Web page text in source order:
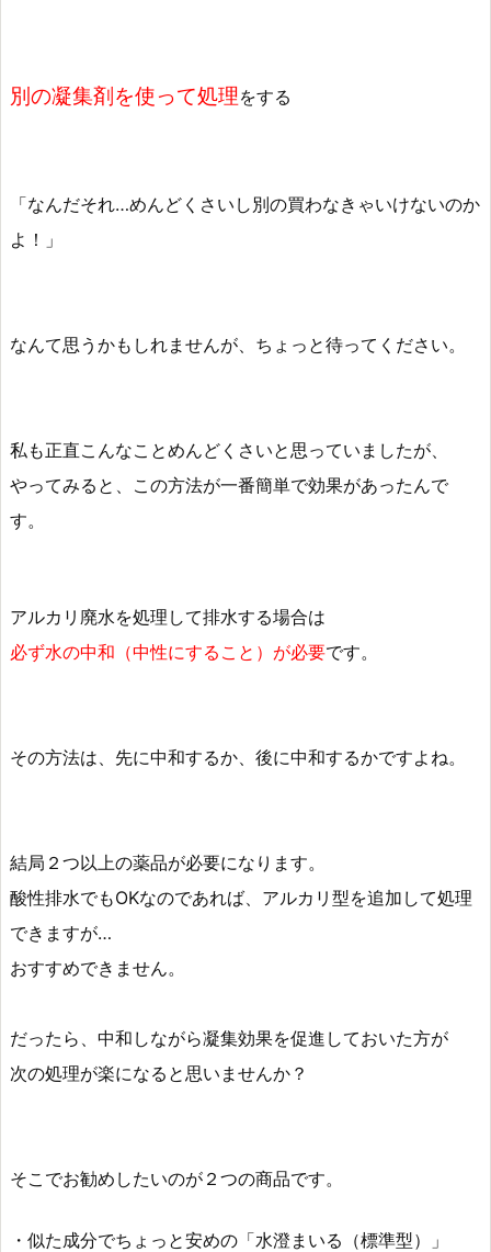
別の凝集剤を使って処理をする
「なんだそれ…めんどくさいし別の買わなきゃいけないのか
よ！」
なんて思うかもしれませんが、ちょっと待ってください。
私も正直こんなことめんどくさいと思っていましたが、
やってみると、この方法が一番簡単で効果があったんで
す。
アルカリ廃水を処理して排水する場合は
必ず水の中和（中性にすること）が必要です。
その方法は、先に中和するか、後に中和するかですよね。
結局２つ以上の薬品が必要になります。
酸性排水でもOKなのであれば、アルカリ型を追加して処理
できますが…
おすすめできません。
だったら、中和しながら凝集効果を促進しておいた方が
次の処理が楽になると思いませんか？
そこでお勧めしたいのが２つの商品です。
・似た成分でちょっと安めの「水澄まいる（標準型）」